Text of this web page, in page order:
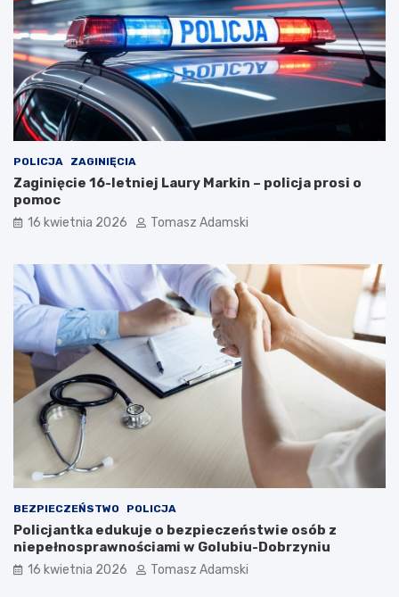
POLICJA ZAGINIĘCIA
Zaginięcie 16-letniej Laury Markin – policja prosi o
pomoc
16 kwietnia 2026 Tomasz Adamski
BEZPIECZEŃSTWO POLICJA
Policjantka edukuje o bezpieczeństwie osób z
niepełnosprawnościami w Golubiu-Dobrzyniu
16 kwietnia 2026 Tomasz Adamski